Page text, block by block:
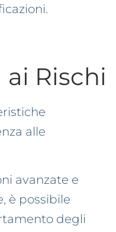
ai Rischi
alle
avanzate e
è possibile
degli